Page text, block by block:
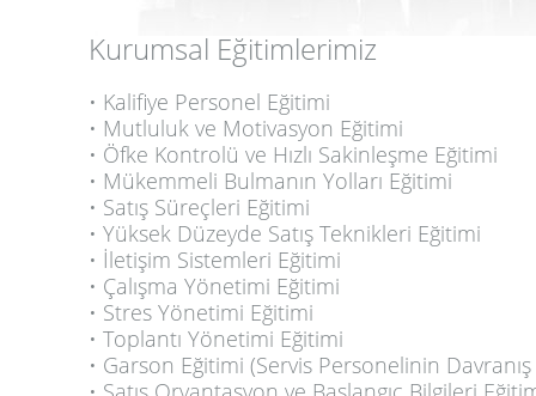
Kurumsal Eğitimlerimiz
• Kalifiye Personel Eğitimi
• Mutluluk ve Motivasyon Eğitimi
• Öfke Kontrolü ve Hızlı Sakinleşme Eğitimi
• Mükemmeli Bulmanın Yolları Eğitimi
• Satış Süreçleri Eğitimi
• Yüksek Düzeyde Satış Teknikleri Eğitimi
• İletişim Sistemleri Eğitimi
• Çalışma Yönetimi Eğitimi
• Stres Yönetimi Eğitimi
• Toplantı Yönetimi Eğitimi
• Garson Eğitimi (Servis Personelinin